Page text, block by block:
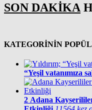
SON DAKİKA
KATEGORİNİN
“Yeşil vatanımıza
2 Adana